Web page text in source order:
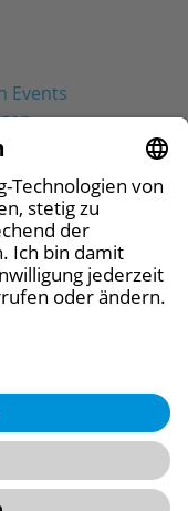
Events
GmbH